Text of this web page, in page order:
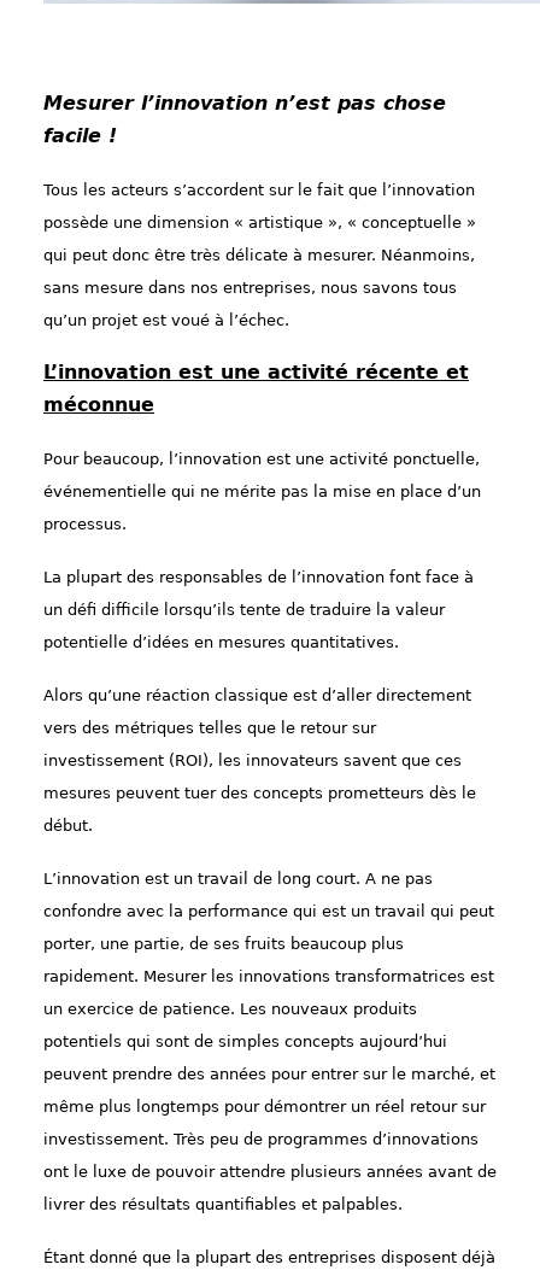
Mesurer l’innovation n’est pas chose
facile !
Tous les acteurs s’accordent sur le fait que l’innovation
possède une dimension « artistique », « conceptuelle »
qui peut donc être très délicate à mesurer. Néanmoins,
sans mesure dans nos entreprises, nous savons tous
qu’un projet est voué à l’échec.
L’innovation est une activité récente et
méconnue
Pour beaucoup, l’innovation est une activité ponctuelle,
événementielle qui ne mérite pas la mise en place d’un
processus.
La plupart des responsables de l’innovation font face à
un défi difficile lorsqu’ils tente de traduire la valeur
potentielle d’idées en mesures quantitatives.
Alors qu’une réaction classique est d’aller directement
vers des métriques telles que le retour sur
investissement (ROI), les innovateurs savent que ces
mesures peuvent tuer des concepts prometteurs dès le
début.
L’innovation est un travail de long court. A ne pas
confondre avec la performance qui est un travail qui peut
porter, une partie, de ses fruits beaucoup plus
rapidement. Mesurer les innovations transformatrices est
un exercice de patience. Les nouveaux produits
potentiels qui sont de simples concepts aujourd’hui
peuvent prendre des années pour entrer sur le marché, et
même plus longtemps pour démontrer un réel retour sur
investissement. Très peu de programmes d’innovations
ont le luxe de pouvoir attendre plusieurs années avant de
livrer des résultats quantifiables et palpables.
Étant donné que la plupart des entreprises disposent déjà